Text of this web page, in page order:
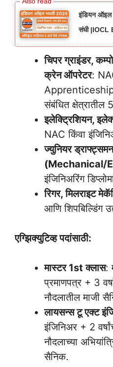
इंडियन ऑइल
संधी |IOCL
चिपर ग्राइंडर,
क्रेन ऑपरेटर:
संबंधित क्षेत्रातील
इलेक्ट्रिशियन,
NAC किंवा
ज्युनियर ड्राफ्ट्समन
(Mechanical/
इंजिनिअरिंग
रिगर, मिलराइट
आणि शिपबिल्डिंग
एग्झिक्युटिव्ह पदांसाठी:
मास्टर 1st क्लास:
प्रमाणपत्र + 3
नौदलातील माजी
लायसन्स टू एक्ट
इंजिनिअर + 2
नौदलाच्या
सैनिक.